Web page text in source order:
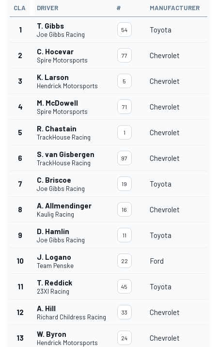
CLA DRIVER # MANUFACTURER
1 T. Gibbs
Joe Gibbs Racing
54 Toyota
2 C. Hocevar
Spire Motorsports
77 Chevrolet
3 K. Larson
Hendrick Motorsports
5 Chevrolet
4 M. McDowell
Spire Motorsports
71 Chevrolet
5 R. Chastain
TrackHouse Racing
1 Chevrolet
6 S. van Gisbergen
TrackHouse Racing
97 Chevrolet
7 C. Briscoe
Joe Gibbs Racing
19 Toyota
8 A. Allmendinger
Kaulig Racing
16 Chevrolet
9 D. Hamlin
Joe Gibbs Racing
11 Toyota
10 J. Logano
Team Penske
22 Ford
11 T. Reddick
23XI Racing
45 Toyota
12 A. Hill
Richard Childress Racing
33 Chevrolet
13 W. Byron
Hendrick Motorsports
24 Chevrolet